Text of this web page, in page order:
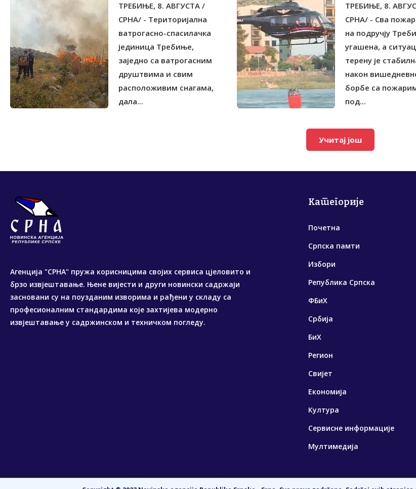
ЗАШТИТЕ СВЕ
ТРЕБИЊЕ, 8. АВГУСТА /
СРНА/ - Tериторијална
ватрогасно-спасилачка
јединица Tребиње,
заједно са ватрогасним
друштвима и свим
расположивим снагама,
дала...
ТРЕБИЊЕ, 8.
СРНА/ - Сва
на подручју
угашена, а
терену је
након
борбе са
под...
Учитај још
Агенција "СРНА" пружа корисницима својих сервиса цјеловито и
брзо извјештавање. Њене вијести и други новински садржаји
засновани су на поузданим изворима и рађени у складу са
професионалним стандардима које захтијева модерно
извјештавање у садржинском и техничком погледу.
Категорије
Почетна
Српска памти
Избори
Република Српска
ФБиХ
Србија
БиХ
Регион
Свијет
Економија
Култура
Сервисне информације
Мултимедија